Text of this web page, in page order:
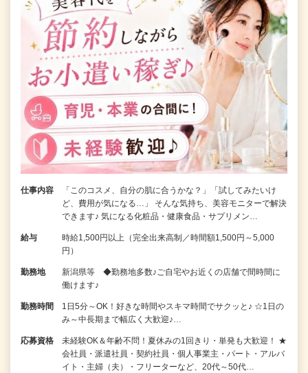
仕事内容
「このコスメ、自分の肌に合うかな？」「試してみたいけ
ど、費用が気になる…」 そんな気持ち、美容モニターで解決
できます♪ 気になる化粧品・健康食品・サプリメン…
給与
時給1,500円以上（完全出来高制／時間額1,500円～5,000
円）
勤務地
新潟県等 ◆勤務地多数♪ご自宅やお近くの店舗で間時間に
働けます♪
勤務時間
1日5分～OK！好きな時間やスキマ時間でサクッと♪ ☆1日の
み～中長期まで幅広く大歓迎♪…
応募資格
未経験OK＆年齢不問！夏休みの1回きり・単発も大歓迎！ ★
会社員・派遣社員・契約社員・個人事業主・パート・アルバ
イト・主婦（夫）・フリーターなど、20代～50代…